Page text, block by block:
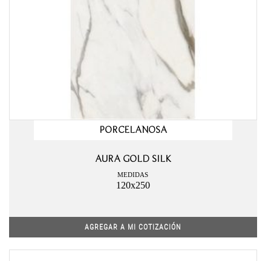
PORCELANOSA
AURA GOLD SILK
MEDIDAS
120x250
AGREGAR A MI COTIZACIÓN